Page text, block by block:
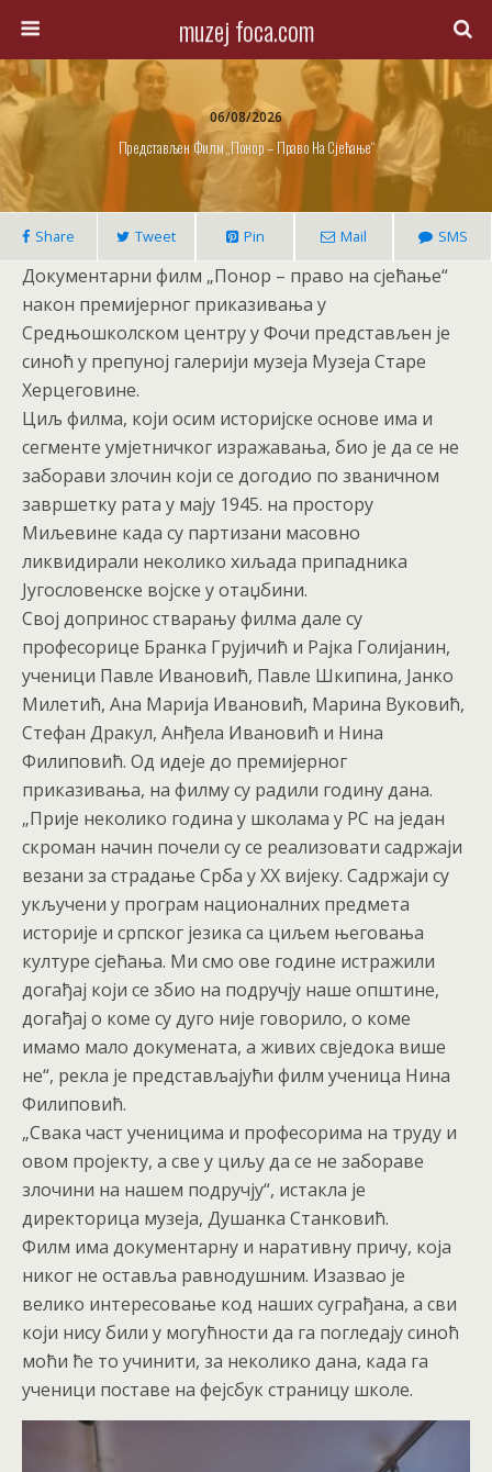
muzej foca.com
06/08/2026
Представљен Филм „Понор – Право На Сјећање“
Share Tweet Pin Mail SMS
Документарни филм „Понор – право на сјећање“
након премијерног приказивања у
Средњошколском центру у Фочи представљен је
синоћ у препуној галерији музеја Музеја Старе
Херцеговине.
Циљ филма, који осим историјске основе има и
сегменте умјетничког изражавања, био је да се не
заборави злочин који се догодио по званичном
завршетку рата у мају 1945. на простору
Миљевине када су партизани масовно
ликвидирали неколико хиљада припадника
Југословенске војске у отаџбини.
Свој допринос стварању филма дале су
професорице Бранка Грујичић и Рајка Голијанин,
ученици Павле Ивановић, Павле Шкипина, Јанко
Милетић, Ана Марија Ивановић, Марина Вуковић,
Стефан Дракул, Анђела Ивановић и Нина
Филиповић. Од идеје до премијерног
приказивања, на филму су радили годину дана.
„Прије неколико година у школама у РС на један
скроман начин почели су се реализовати садржаји
везани за страдање Срба у XX вијеку. Садржаји су
укључени у програм националних предмета
историје и српског језика са циљем његовања
културе сјећања. Ми смо ове године истражили
догађај који се збио на подручју наше општине,
догађај о коме су дуго није говорило, о коме
имамо мало докумената, а живих свједока више
не“, рекла је представљајући филм ученица Нина
Филиповић.
„Свака част ученицима и професорима на труду и
овом пројекту, а све у циљу да се не забораве
злочини на нашем подручју“, истакла је
директорица музеја, Душанка Станковић.
Филм има документарну и наративну причу, која
никог не оставља равнодушним. Изазвао је
велико интересовање код наших суграђана, а сви
који нису били у могућности да га погледају синоћ
моћи ће то учинити, за неколико дана, када га
ученици поставе на фејсбук страницу школе.